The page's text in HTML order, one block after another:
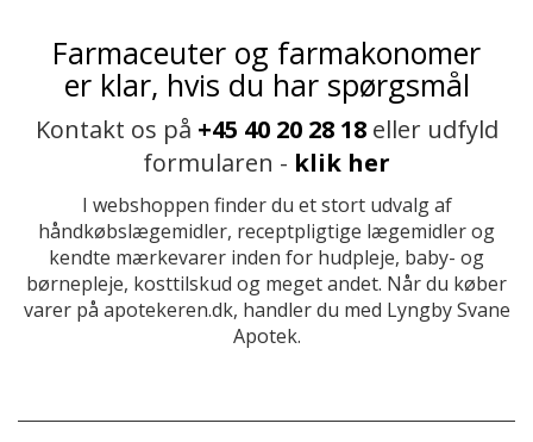
Farmaceuter og farmakonomer
er klar, hvis du har spørgsmål
Kontakt os på +45 40 20 28 18eller udfyld
formularen - klik her
I webshoppen finder du et stort udvalg af
håndkøbslægemidler, receptpligtige lægemidler og
kendte mærkevarer inden for hudpleje, baby- og
børnepleje, kosttilskud og meget andet. Når du køber
varer på apotekeren.dk, handler du med Lyngby Svane
Apotek.